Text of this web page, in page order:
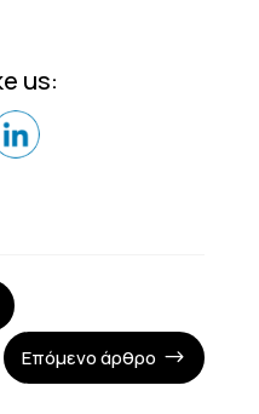
us:
Επόμενο άρθρο $